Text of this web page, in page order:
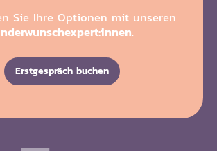
Sie Ihre Optionen mit unseren
.
Erstgespräch buchen